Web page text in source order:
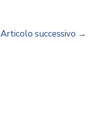
Articolo successivo →